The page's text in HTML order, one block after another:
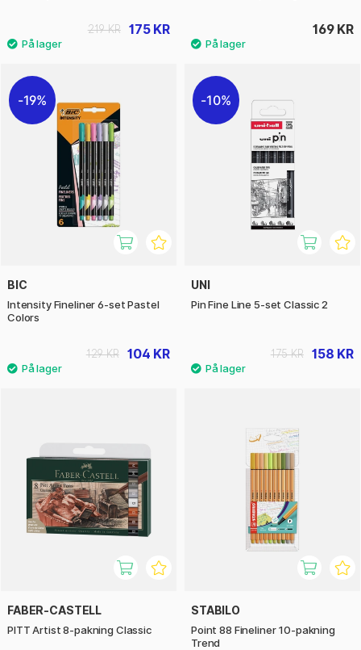
175 KR
219 KR 169 KR
19%
BIC
Intensity Fineliner 6-set Pastel
Colors
104 KR
129 KR
10%
UNI
Pin Fine Line 5-set Classic 2
158 KR
175 KR
FABER-CASTELL
PITT Artist 8-pakning Classic
STABILO
Point 88 Fineliner 10-pakning
Trend